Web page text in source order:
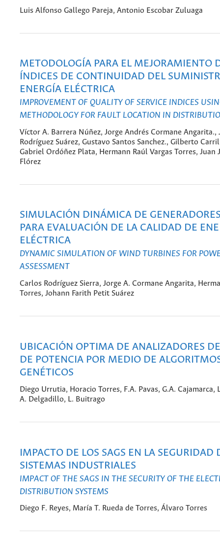
Luis Alfonso Gallego Pareja, Antonio Escobar Zuluaga
METODOLOGÍA PARA EL MEJORAMIENTO
ÍNDICES DE CONTINUIDAD DEL
ENERGÍA ELÉCTRICA
IMPROVEMENT OF QUALITY OF SERVICE INDICES
METHODOLOGY FOR FAULT LOCATION IN
Víctor A. Barrera Núñez, Jorge Andrés Cormane Angarita.,
Rodríguez Suárez, Gustavo Santos Sanchez., Gilberto
Gabriel Ordóñez Plata, Hermann Raúl Vargas Torres, Juan
Flórez
SIMULACIÓN DINÁMICA DE
PARA EVALUACIÓN DE LA CALIDAD DE
ELÉCTRICA
DYNAMIC SIMULATION OF WIND TURBINES FOR
ASSESSMENT
Carlos Rodríguez Sierra, Jorge A. Cormane Angarita,
Torres, Johann Farith Petit Suárez
UBICACIÓN OPTIMA DE ANALIZADORES
DE POTENCIA POR MEDIO DE
GENÉTICOS
Diego Urrutia, Horacio Torres, F.A. Pavas, G.A. Cajamarca,
A. Delgadillo, L. Buitrago
IMPACTO DE LOS SAGS EN LA SEGURIDAD
SISTEMAS INDUSTRIALES
IMPACT OF THE SAGS IN THE SECURITY OF THE
DISTRIBUTION SYSTEMS
Diego F. Reyes, María T. Rueda de Torres, Álvaro Torres